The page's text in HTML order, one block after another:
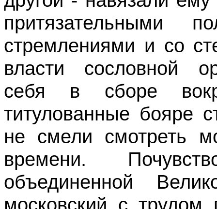
притязательными
стремлениями и со
власти сословной
себя в сборе
титулованные бояре
не смели смотреть
времени.
объединенной
московский с